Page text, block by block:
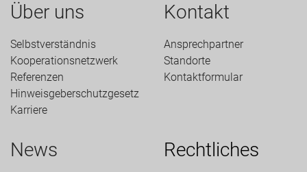
Über uns
Selbstverständnis
Kooperationsnetzwerk
Referenzen
Hinweisgeberschutzgesetz
Karriere
Kontakt
Ansprechpartner
Standorte
Kontaktformular
News Rechtliches